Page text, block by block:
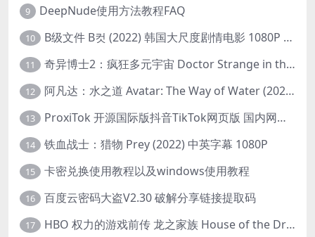
9 DeepNude使用方法教程FAQ
10 B级文件 B컷 (2022) 韩国大尺度剧情电影 1080P 中字
11 奇异博士2：疯狂多元宇宙 Doctor Strange in the Multiverse of Madness (2022) 高清版1080p
12 阿凡达：水之道 Avatar: The Way of Water (2022) 1080p 2k 4k 中文字幕
13 ProxiTok 开源国际版抖音TikTok网页版 国内网络直连
14 铁血战士：猎物 Prey (2022) 中英字幕 1080P
15 卡密兑换使用教程以及windows使用教程
16 百度云密码大盗V2.30 破解分享链接提取码
17 HBO 权力的游戏前传 龙之家族 House of the Dragon (2022) 中字 1080P 更新4集